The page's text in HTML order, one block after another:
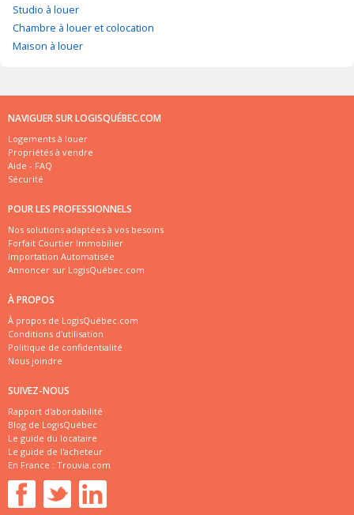
Studio à louer
Chambre à louer et colocation
Maison à louer
NAVIGUER SUR LOGISQUÉBEC.COM
Logements à louer
Propriétés à vendre
Aide - FAQ
Sécurité
POUR LES PROFESSIONNELS
Nos solutions adaptées à vos besoins
Forfait Courtier Immobilier
Importation Automatisée
Annoncer sur LogisQuébec.com
À PROPOS
À propos de LogisQuébec.com
Conditions d'utilisation
Politique de confidentialité
Nous joindre
SUIVEZ-NOUS
Rapport d'abordabilité
Blog de LogisQuébec
Le guide du locataire
Le guide de l'acheteur
En France : Trouvia.com